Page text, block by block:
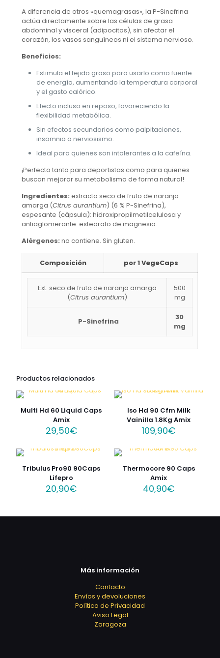
A diferencia de otros «quemagrasas», la P-Sinefrina
actúa directamente sobre las células de grasa
abdominal y visceral (adipocitos), sin afectar el
corazón, los vasos sanguíneos ni el sistema nervioso.
Beneficios:
Estimula el tejido graso para usarlo como fuente
de energía, aumentando la temperatura corporal
y el gasto calórico.
Efecto incluso en reposo, favoreciendo la
flexibilidad metabólica.
Sin efectos secundarios como palpitaciones,
insomnio o nerviosismo.
Ideal para quienes son intolerantes a la cafeína.
¡Perfecto tanto para deportistas como para quienes
buscan mejorar su metabolismo de forma natural!
Ingredientes: extracto seco de fruto de naranja
amarga (Citrus aurantium) (6 % P-Sinefrina),
espesante (cápsula): hidroxipropilmetilcelulosa y
antiaglomerante: estearato de magnesio.
Alérgenos: no contiene. Sin gluten.
Composición por 1 VegeCaps
Ext. seco de fruto de naranja amarga
(Citrus aurantium)
500
mg
P-Sinefrina
30
mg
Productos relacionados
Multi Hd 60 Liquid Caps
Amix
29,50€
Iso Hd 90 Cfm Milk
Vainilla 1.8Kg Amix
109,90€
Tribulus Pro90 90Caps
Lifepro
20,90€
Thermocore 90 Caps
Amix
40,90€
Más información
Contacto
Envíos y devoluciones
Política de Privacidad
Aviso Legal
Zaragoza